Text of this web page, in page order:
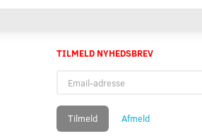
TILMELD NYHEDSBREV
adresse
Tilmeld Afmeld